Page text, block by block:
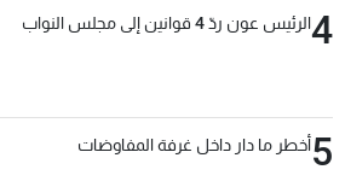
4الرئيس عون ردّ 4 قوانين إلى مجلس النواب
5أخطر ما دار داخل غرفة المفاوضات